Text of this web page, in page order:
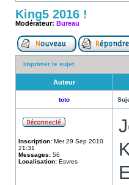
King5 2016 !
Modérateur: Bureau
Imprimer le sujet
Auteur
toto
Inscription: Mer 29 Sep 2010
21:31
Messages: 56
Localisation: Esvres